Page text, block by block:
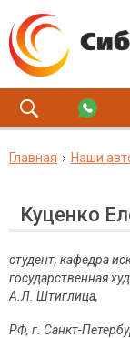
Главная Наши
Куценко
студент, кафедра
государственная
А.Л. Штиглица,
РФ, г. Санкт-